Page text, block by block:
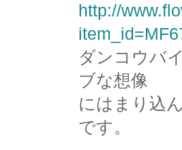
http://
ダンコウバ
ブな想像
にはまり込
です。